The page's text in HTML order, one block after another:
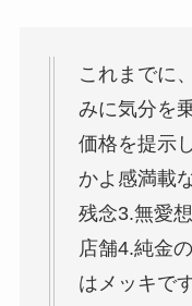
これまでに
みに気分を
価格を提示
かよ感満載
残念3.無愛
店舗4.純金
はメッキで